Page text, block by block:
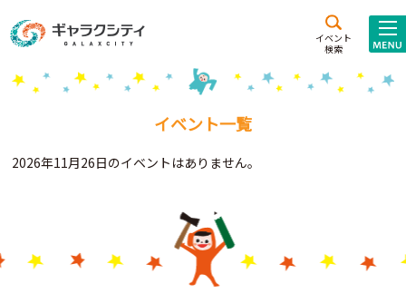
イベント
検索
施設案内
こども
西新井
施設･
Gがくえん
イベント一覧
2026年11月26日のイベントはありません。